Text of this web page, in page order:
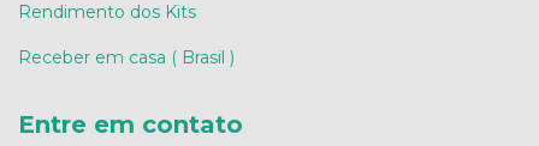
Rendimento dos Kits
Receber em casa ( Brasil )
Entre em contato